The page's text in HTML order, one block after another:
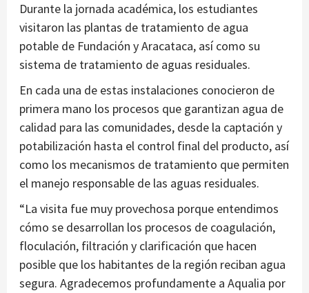
Durante la jornada académica, los estudiantes
visitaron las plantas de tratamiento de agua
potable de Fundación y Aracataca, así como su
sistema de tratamiento de aguas residuales.
En cada una de estas instalaciones conocieron de
primera mano los procesos que garantizan agua de
calidad para las comunidades, desde la captación y
potabilización hasta el control final del producto, así
como los mecanismos de tratamiento que permiten
el manejo responsable de las aguas residuales.
“La visita fue muy provechosa porque entendimos
cómo se desarrollan los procesos de coagulación,
floculación, filtración y clarificación que hacen
posible que los habitantes de la región reciban agua
segura. Agradecemos profundamente a Aqualia por